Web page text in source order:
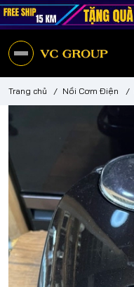
Trang chủ / Nồi Cơm Điện /